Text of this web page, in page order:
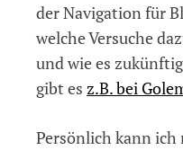
der Navigation für
welche Versuche
und wie es
gibt es z.B. bei
Persönlich kann